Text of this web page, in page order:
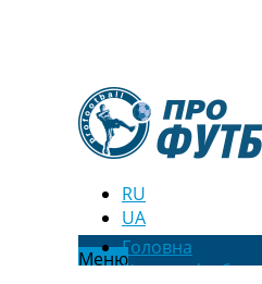
RU
UA
МенюГоловна
Новини футболу